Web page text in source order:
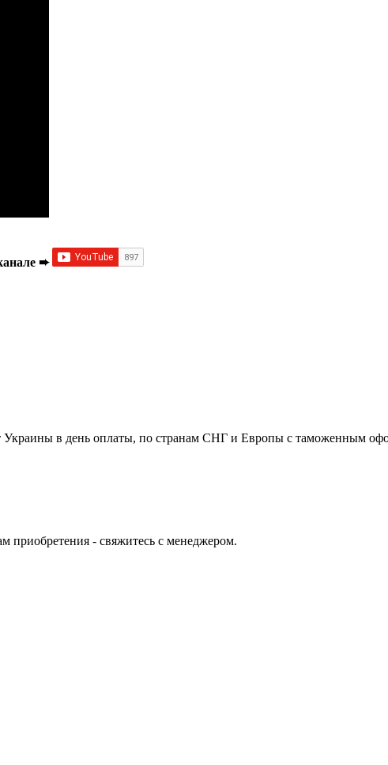
➨
в день оплаты, по странам СНГ и Европы с таможенным
приобретения - свяжитесь с менеджером.